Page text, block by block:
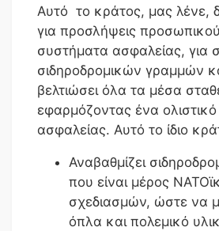
Αυτό το κράτος, μας λένε,
για προσλήψεις
συστήματα ασφαλείας, για
σιδηροδρομικών γραμμών
βελτιώσει όλα τα μέσα
εφαρμόζοντας ένα
ασφαλείας. Αυτό το ίδιο
Αναβαθμίζει
που είναι μέρος
σχεδιασμών, ώστε να
όπλα και πολεμικό